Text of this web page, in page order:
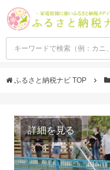
ふるさと納税ナビ TOP
詳細を見る